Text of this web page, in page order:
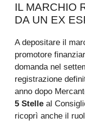
IL MARCHIO
DA UN EX
A depositare il
promotore
domanda nel
registrazione
anno dopo
5 Stelle al
ricoprì anche il